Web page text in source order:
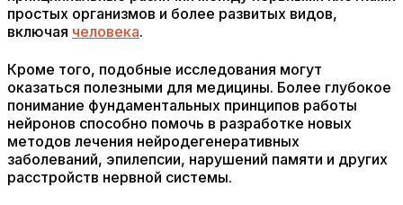
простых организмов и более развитых видов,
включая человека.
Кроме того, подобные исследования могут
оказаться полезными для медицины. Более глубокое
понимание фундаментальных принципов работы
нейронов способно помочь в разработке новых
методов лечения нейродегенеративных
заболеваний, эпилепсии, нарушений памяти и других
расстройств нервной системы.